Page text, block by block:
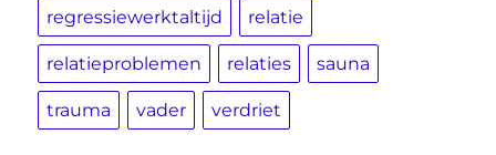
regressiewerktaltijd relatie
relatieproblemen relaties sauna
trauma vader verdriet